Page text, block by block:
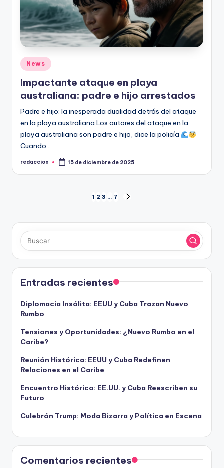
Publicado
en
News
Impactante ataque en playa
australiana: padre e hijo arrestados
Padre e hijo: la inesperada dualidad detrás del ataque
en la playa australiana Los autores del ataque en la
playa australiana son padre e hijo, dice la policía
Cuando…
Publicado
redaccion 15 de diciembre de 2025
Paginación
de
entradas
1 2 3 … 7
Entradas recientes
Diplomacia Insólita: EEUU y Cuba Trazan Nuevo
Rumbo
Tensiones y Oportunidades: ¿Nuevo Rumbo en el
Caribe?
Reunión Histórica: EEUU y Cuba Redefinen
Relaciones en el Caribe
Encuentro Histórico: EE.UU. y Cuba Reescriben su
Futuro
Culebrón Trump: Moda Bizarra y Política en Escena
Comentarios recientes